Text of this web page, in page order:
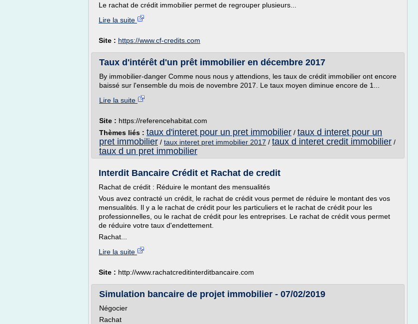
Le rachat de crédit immobilier permet de regrouper plusieurs...
Lire la suite
Site : https://www.cf-credits.com
Taux d'intérêt d'un prêt immobilier en décembre 2017
By immobilier-danger Comme nous nous y attendions, les taux de crédit immobilier ont encore
baissé sur l'ensemble du mois de novembre 2017. Le taux moyen diminue encore de 1...
Lire la suite
Site : https://referencehabitat.com
Thèmes liés : taux d'interet pour un pret immobilier / taux d interet pour un
pret immobilier / taux interet pret immobilier 2017 / taux d interet credit immobilier /
taux d un pret immobilier
Interdit Bancaire Crédit et Rachat de credit
Rachat de crédit : Réduire le montant des mensualités
Vous avez contracté un crédit, le rachat de crédit vous permet de réduire le montant des vos
mensualités. Il y a le rachat de crédit pour les particuliers et le rachat de crédit pour les
professionnelles, ou le rachat de crédit pour les entreprises. Le rachat de crédit vous permet
de réduire votre taux d'endettement.
Rachat...
Lire la suite
Site : http://www.rachatcreditinterditbancaire.com
Simulation bancaire de projet immobilier - 07/02/2019
Négocier
Rachat